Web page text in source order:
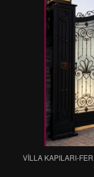
VİLLA KAPILARI-